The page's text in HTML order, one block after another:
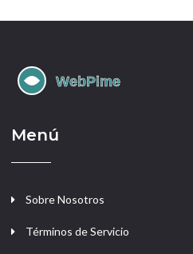
Menú
Sobre Nosotros
Términos de Servicio